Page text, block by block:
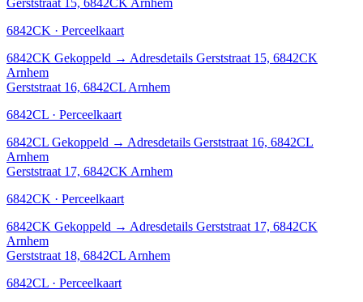
6842CK · Perceelkaart
6842CK Gekoppeld → Adresdetails Gerststraat 15, 6842CK
Arnhem
Gerststraat 16, 6842CL Arnhem
6842CL · Perceelkaart
6842CL Gekoppeld → Adresdetails Gerststraat 16, 6842CL
Arnhem
Gerststraat 17, 6842CK Arnhem
6842CK · Perceelkaart
6842CK Gekoppeld → Adresdetails Gerststraat 17, 6842CK
Arnhem
Gerststraat 18, 6842CL Arnhem
6842CL · Perceelkaart